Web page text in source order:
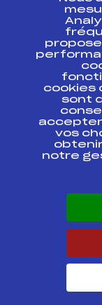
ESPACE
Ressources
Pass’Neige
Projet
Projet de
Pôle
Listes
Pôle vie
Carrières
cookies
sont
vos
notre